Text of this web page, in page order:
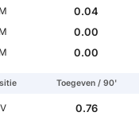
M
0.04
M
0.00
M 0.00
Toegeven / 90'
V
0.76